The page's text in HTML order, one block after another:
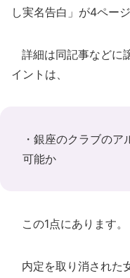
し実名告白」が4ペー
詳細は同記事などに
イントは、
・銀座のクラブの
可能か
この1点にあります。
内定を取り消された